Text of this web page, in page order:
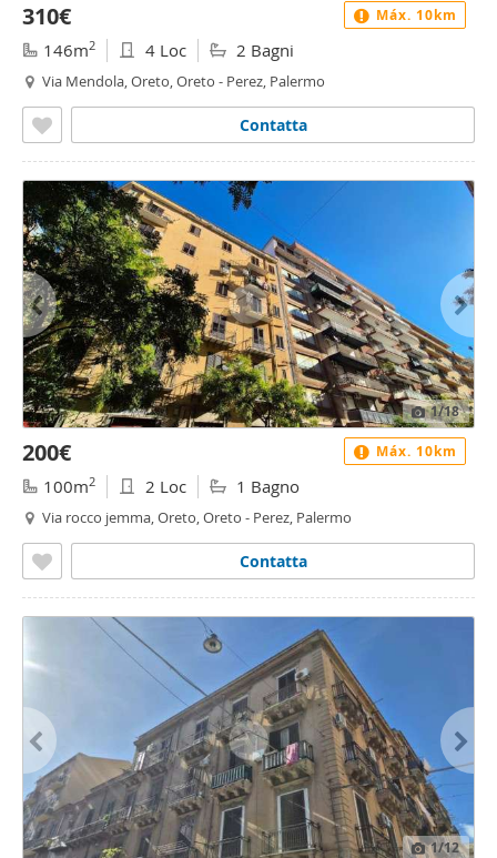
310€
146m2 4 Loc 2 Bagni
Via Mendola, Oreto, Oreto - Perez, Palermo
Contatta
Máx. 10km
1/18
200€
100m2 2 Loc 1 Bagno
Via rocco jemma, Oreto, Oreto - Perez, Palermo
Contatta
Máx. 10km
1/12